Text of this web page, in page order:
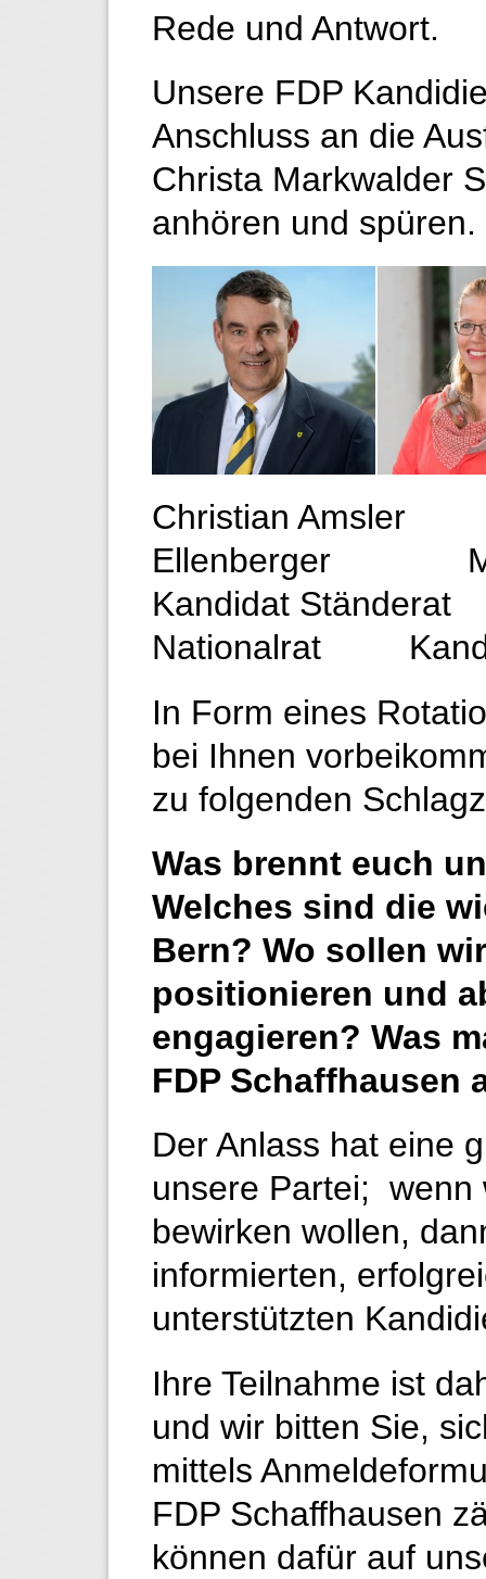
Rede und Antwort.
Unsere FDP
Anschluss an die
Christa Markwalder
anhören und spüren.
Christian
Ellenberger
Kandidat
Nationalrat
In Form eines
bei Ihnen
zu folgenden
Was brennt euch
Welches sind die
Bern? Wo sollen
positionieren und
engagieren? Was
FDP Schaffhausen
Der Anlass hat eine
unsere Partei; wenn
bewirken wollen,
informierten,
unterstützten
Ihre Teilnahme ist
und wir bitten Sie,
mittels
FDP Schaffhausen
können dafür auf